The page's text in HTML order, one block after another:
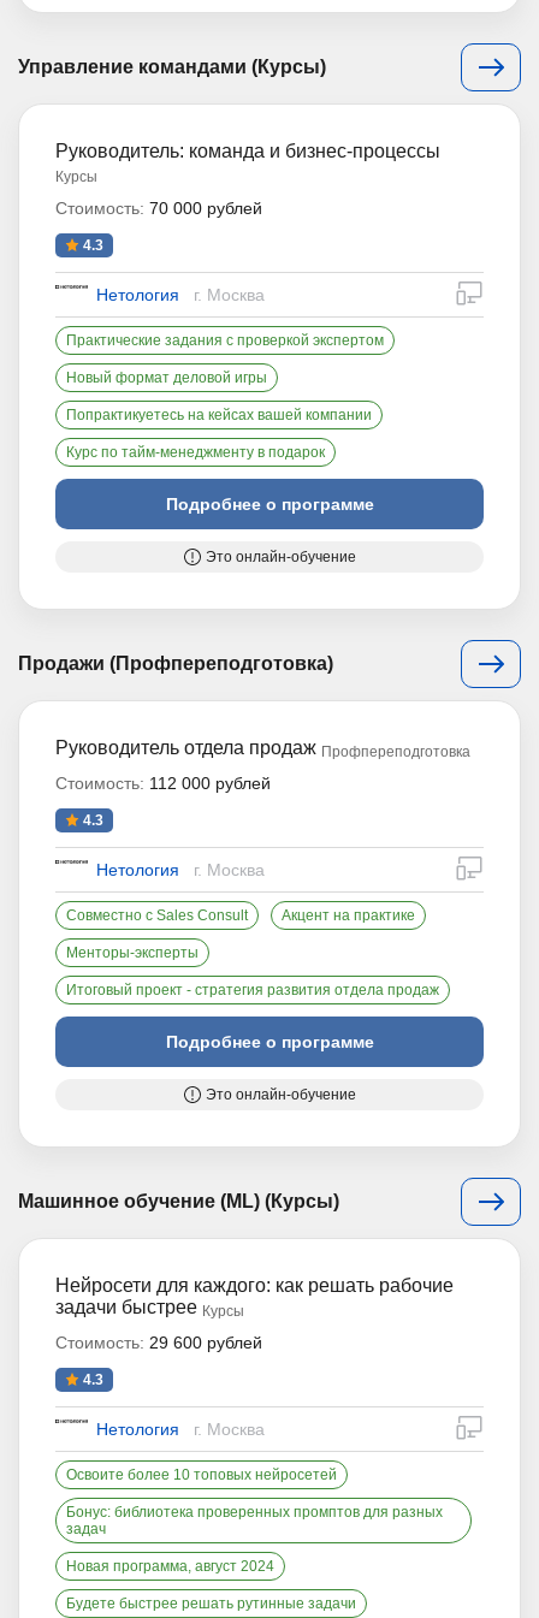
Управление командами (Курсы)
Руководитель: команда и бизнес-процессы
Курсы
Стоимость: 70 000 рублей
4.3
Нетология г. Москва
Практические задания с проверкой экспертом
Новый формат деловой игры
Попрактикуетесь на кейсах вашей компании
Курс по тайм-менеджменту в подарок
Подробнее о программе
Это онлайн-обучение
Продажи (Профпереподготовка)
Руководитель отдела продаж Профпереподготовка
Стоимость: 112 000 рублей
4.3
Нетология г. Москва
Совместно с Sales Consult Акцент на практике
Менторы-эксперты
Итоговый проект - стратегия развития отдела продаж
Подробнее о программе
Это онлайн-обучение
Машинное обучение (ML) (Курсы)
Нейросети для каждого: как решать рабочие
задачи быстрее Курсы
Стоимость: 29 600 рублей
4.3
Нетология г. Москва
Освоите более 10 топовых нейросетей
Бонус: библиотека проверенных промптов для разных
задач
Новая программа, август 2024
Будете быстрее решать рутинные задачи